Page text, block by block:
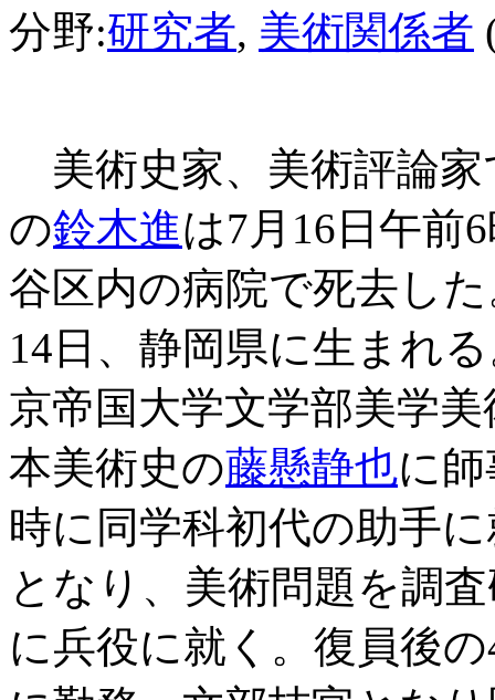
分野:研究者, 美術関係者
美術史家、美術評論家
の鈴木進は7月16日午前
谷区内の病院で死去し
14日、静岡県に生まれ
京帝国大学文学部美学
本美術史の藤懸静也に
時に同学科初代の助手
となり、美術問題を調
に兵役に就く。復員後